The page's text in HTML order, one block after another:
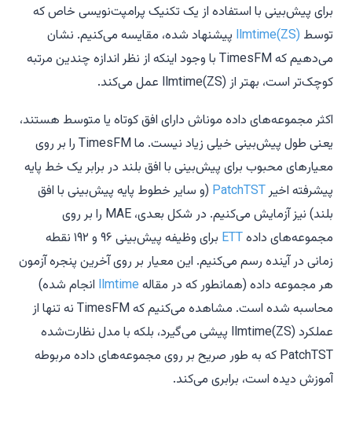
برای پیش‌بینی با استفاده از یک تکنیک پرامپت‌نویسی خاص که
توسط llmtime(ZS) پیشنهاد شده، مقایسه می‌کنیم. نشان
می‌دهیم که TimesFM با وجود اینکه از نظر اندازه چندین مرتبه
کوچک‌تر است، بهتر از llmtime(ZS) عمل می‌کند.
اکثر مجموعه‌های داده موناش دارای افق کوتاه یا متوسط هستند،
یعنی طول پیش‌بینی خیلی زیاد نیست. ما TimesFM را بر روی
معیارهای محبوب برای پیش‌بینی با افق بلند در برابر یک خط پایه
پیشرفته اخیرPatchTST (و سایر خطوط پایه پیش‌بینی با افق
بلند) نیز آزمایش می‌کنیم. در شکل بعدی، MAE را بر روی
مجموعه‌های دادهETT
برای وظیفه پیش‌بینی ۹۶ و ۱۹۲ نقطه
زمانی در آینده رسم می‌کنیم. این معیار بر روی آخرین پنجره آزمون
هر مجموعه داده (همانطور که در مقاله llmtime انجام شده)
محاسبه شده است. مشاهده می‌کنیم که TimesFM نه تنها از
عملکرد llmtime(ZS) پیشی می‌گیرد، بلکه با مدل نظارت‌شده
PatchTST که به طور صریح بر روی مجموعه‌های داده مربوطه
آموزش دیده است، برابری می‌کند.